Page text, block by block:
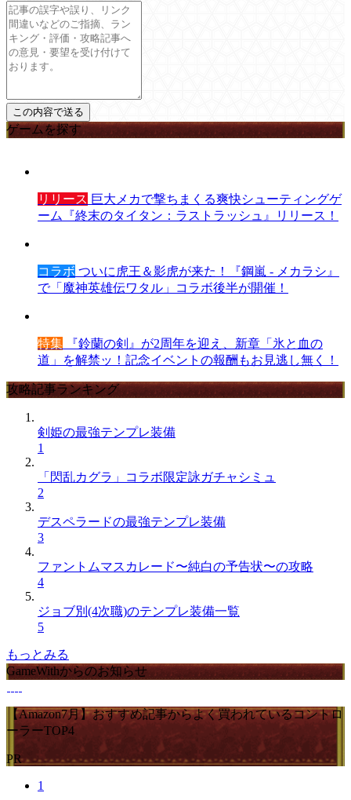
ゲームを探す
リリース 巨大メカで撃ちまくる爽快シューティングゲ
ーム『終末のタイタン：ラストラッシュ』リリース！
コラボ ついに虎王＆影虎が来た！『鋼嵐 - メカラシ』
で「魔神英雄伝ワタル」コラボ後半が開催！
特集 『鈴蘭の剣』が2周年を迎え、新章「氷と血の
道」を解禁ッ！記念イベントの報酬もお見逃し無く！
攻略記事ランキング
剣姫の最強テンプレ装備
1
「閃乱カグラ」コラボ限定詠ガチャシミュ
2
デスペラードの最強テンプレ装備
3
ファントムマスカレード〜純白の予告状〜の攻略
4
ジョブ別(4次職)のテンプレ装備一覧
5
もっとみる
GameWithからのお知らせ
【Amazon7月】おすすめ記事からよく買われているコントロ
ーラーTOP4
PR
1